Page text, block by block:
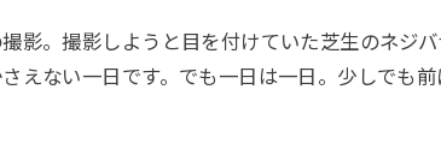
。撮影しようと目を付けていた芝生のネジ
えない一日です。でも一日は一日。少しでも前